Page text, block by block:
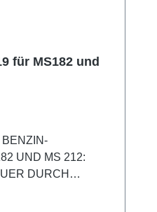
für MS182 und
UND MS 212:
DURCH